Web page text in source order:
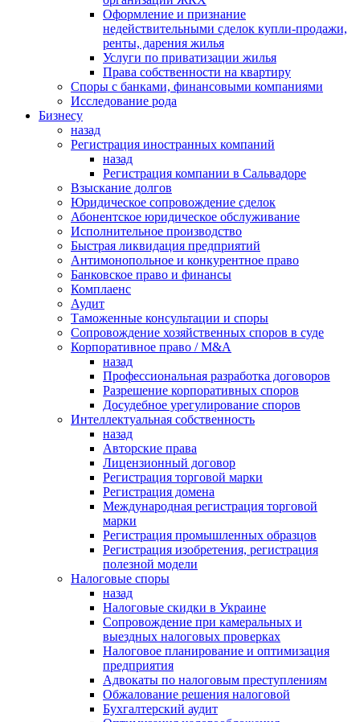
Оформление и признание
недействительными сделок купли-продажи,
ренты, дарения жилья
Услуги по приватизации жилья
Права собственности на квартиру
Cпоры с банками, финансовыми компаниями
Исследование рода
Бизнесу
назад
Регистрация иностранных компаний
назад
Регистрация компании в Сальвадоре
Взыскание долгов
Юридическое сопровождение сделок
Абонентское юридическое обслуживание
Исполнительное производство
Быстрая ликвидация предприятий
Антимонопольное и конкурентное право
Банковское право и финансы
Комплаенс
Аудит
Таможенные консультации и споры
Сопровождение хозяйственных споров в суде
Корпоративное право / M&A
назад
Профессиональная разработка договоров
Разрешение корпоративных споров
Досудебное урегулирование споров
Интеллектуальная собственность
назад
Авторские права
Лицензионный договор
Регистрация торговой марки
Регистрация домена
Международная регистрация торговой
марки
Регистрация промышленных образцов
Регистрация изобретения, регистрация
полезной модели
Налоговые споры
назад
Налоговые скидки в Украине
Сопровождение при камеральных и
выездных налоговых проверках
Налоговое планирование и оптимизация
предприятия
Адвокаты по налоговым преступлениям
Обжалование решения налоговой
Бухгалтерский аудит